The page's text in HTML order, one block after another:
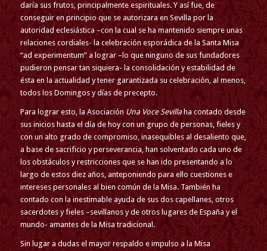
daría sus frutos, principalmente espirituales. Y así fue, de
conseguir en principio que se autorizara en Sevilla por la
autoridad eclesiástica –con la cual se ha mantenido siempre unas
relaciones cordiales- la celebración esporádica de la Santa Misa
“ad experimentum” a lograr –lo que ninguno de sus fundadores
pudieron pensar tan siquiera- la consolidación y estabilidad de
ésta en la actualidad y tener garantizada su celebración, al menos,
todos los Domingos y días de precepto.
Para lograr esto, la Asociación Una Voce Sevillaha contado desde
sus inicios hasta el día de hoy con un grupo de personas, fieles y
con un alto grado de compromiso, inasequibles al desaliento que,
a base de sacrificio y perseverancia, han solventado cada uno de
los obstáculos y restricciones que se han ido presentando a lo
largo de estos diez años, anteponiendo para ello cuestiones e
intereses personales al bien común de la Misa. También ha
contado con la inestimable ayuda de sus dos capellanes, otros
sacerdotes y fieles –sevillanos y de otros lugares de España y el
mundo- amantes de la Misa tradicional.
Sin lugar a dudas el mayor respaldo e impulso a la Misa